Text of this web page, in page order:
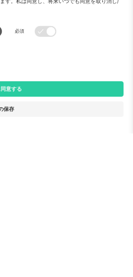
法人向けサービス
ワールドカップハブ
お問い合わせ